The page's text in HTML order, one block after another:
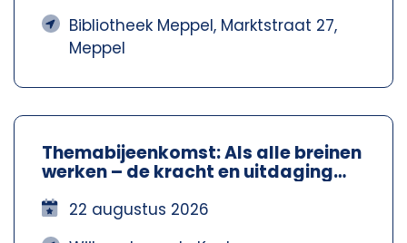
Bibliotheek Meppel, Marktstraat 27,
Meppel
Themabijeenkomst: Als alle breinen
werken – de kracht en uitdaging
Steenwijkerland-Meppel
22 augustus 2026